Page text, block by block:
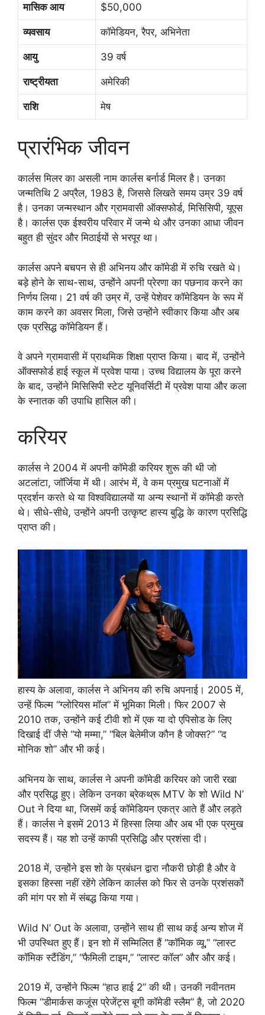
मासिक आय $50,000
व्यवसाय कॉमेडियन, रैपर, अभिनेता
आयु 39 वर्ष
राष्ट्रीयता अमेरिकी
राशि मेष
प्रारंभिक जीवन
कार्लस मिलर का असली नाम कार्लस बर्नार्ड मिलर है। उनका
जन्मतिथि 2 अप्रैल, 1983 है, जिससे लिखते समय उम्र 39 वर्ष
है। उनका जन्मस्थान और ग्रामवासी ऑक्सफोर्ड, मिसिसिपी, यूएस
है। कार्लस एक ईश्वरीय परिवार में जन्मे थे और उनका आधा जीवन
बहुत ही सुंदर और मिठाईयों से भरपूर था।
कार्लस अपने बचपन से ही अभिनय और कॉमेडी में रुचि रखते थे।
बड़े होने के साथ-साथ, उन्होंने अपनी प्रेरणा का पछनाव करने का
निर्णय लिया। 21 वर्ष की उम्र में, उन्हें पेशेवर कॉमेडियन के रूप में
काम करने का अवसर मिला, जिसे उन्होंने स्वीकार किया और अब
एक प्रसिद्ध कॉमेडियन हैं।
वे अपने ग्रामवासी में प्राथमिक शिक्षा प्राप्त किया। बाद में, उन्होंने
ऑक्सफोर्ड हाई स्कूल में प्रवेश पाया। उच्च विद्यालय के पूरा करने
के बाद, उन्होंने मिसिसिपी स्टेट यूनिवर्सिटी में प्रवेश पाया और कला
के स्नातक की उपाधि हासिल की।
करियर
कार्लस ने 2004 में अपनी कॉमेडी करियर शुरू की थी जो
अटलांटा, जॉर्जिया में थी। आरंभ में, वे कम प्रमुख घटनाओं में
प्रदर्शन करते थे या विश्वविद्यालयों या अन्य स्थानों में कॉमेडी करते
थे। सीधे-सीधे, उन्होंने अपनी उत्कृष्ट हास्य बुद्धि के कारण प्रसिद्धि
प्राप्त की।
हास्य के अलावा, कार्लस ने अभिनय की रुचि अपनाई। 2005 में,
उन्हें फिल्म “ग्लोरियस मॉल” में भूमिका मिली। फिर 2007 से
2010 तक, उन्होंने कई टीवी शो में एक या दो एपिसोड के लिए
दिखाई दीं जैसे “यो मम्मा,” “बिल बेलेमीज कौन है जोक्स?” “द
मोनिक शो” और भी कई।
अभिनय के साथ, कार्लस ने अपनी कॉमेडी करियर को जारी रखा
और प्रसिद्ध हुए। लेकिन उनका ब्रेकथ्रू MTV के शो Wild N’
Out ने दिया था, जिसमें कई कॉमेडियन एकत्र आते हैं और लड़ते
हैं। कार्लस ने इसमें 2013 में हिस्सा लिया और अब भी एक प्रमुख
सदस्य हैं। यह शो उन्हें काफी प्रसिद्धि और प्रशंसा दी।
2018 में, उन्होंने इस शो के प्रबंधन द्वारा नौकरी छोड़ी है और वे
इसका हिस्सा नहीं रहेंगे लेकिन कार्लस को फिर से उनके प्रशंसकों
की मांग पर शो में संबद्ध किया गया।
Wild N’ Out के अलावा, उन्होंने साथ ही साथ कई अन्य शोज में
भी उपस्थित हुए हैं। इन शो में सम्मिलित हैं “कॉमिक व्यू,” “लास्ट
कॉमिक स्टैंडिंग,” “फैमिली टाइम,” “लास्ट कॉल” और और कई।
2019 में, उन्होंने फिल्म “हाउ हाई 2” की थी। उनकी नवीनतम
फिल्म “डीमार्कस कजूंस प्रेजेंट्स बूगी कॉमेडी स्लैम” है, जो 2020